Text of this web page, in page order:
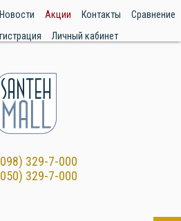
Новости Акции Контакты
Сравнение
Личный кабинет
329-7-000
329-7-000